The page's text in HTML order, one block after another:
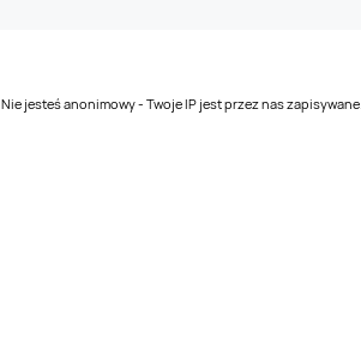
. Nie jesteś anonimowy - Twoje IP jest przez nas zapisywane.